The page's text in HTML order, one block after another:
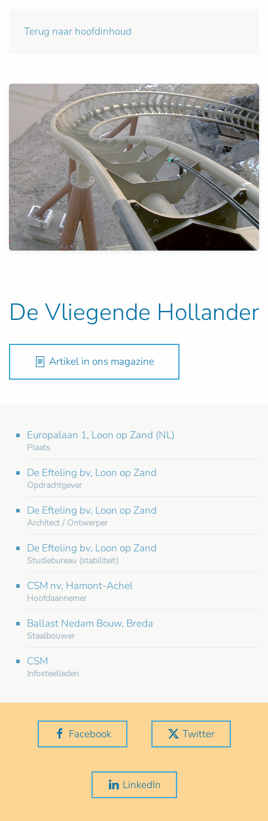
Terug naar hoofdinhoud
De Vliegende Hollander
Artikel in ons magazine
Europalaan 1, Loon op Zand (NL)
Plaats
De Efteling bv, Loon op Zand
Opdrachtgever
De Efteling bv, Loon op Zand
Architect / Ontwerper
De Efteling bv, Loon op Zand
Studiebureau (stabiliteit)
CSM nv, Hamont-Achel
Hoofdaannemer
Ballast Nedam Bouw, Breda
Staalbouwer
CSM
Infosteelleden
Facebook Twitter
LinkedIn